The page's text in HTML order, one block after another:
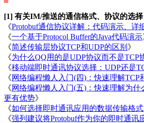
[1] 有关IM/推送的通信格式、协议的选择
《Protobuf通信协议详解：代码演示、详
《一个基于Protocol Buffer的Java代码演示
《简述传输层协议TCP和UDP的区别 》
《为什么QQ用的是UDP协议而不是TCP
《移动端即时通讯协议选择：UDP还是
《网络编程懒人入门(四)：快速理解TCP
《网络编程懒人入门(五)：快速理解为什
更有优势》
《如何选择即时通讯应用的数据传输格式
《强列建议将Protobuf作为你的即时通讯